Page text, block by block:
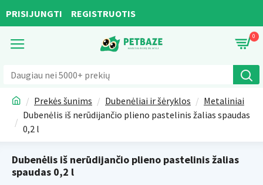
PRISIJUNGTI REGISTRUOTIS
0
Prekės šunims Dubenėliai ir šėryklos
Metaliniai
Dubenėlis iš nerūdijančio plieno pastelinis žalias spaudas
0,2 l
Dubenėlis iš nerūdijančio plieno pastelinis žalias
spaudas 0,2 l